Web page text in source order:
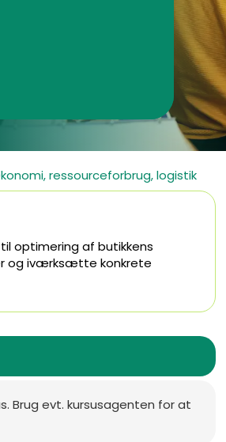
ressourceforbrug, logistik
optimering af butikkens
og iværksætte konkrete
Brug evt. kursusagenten for at